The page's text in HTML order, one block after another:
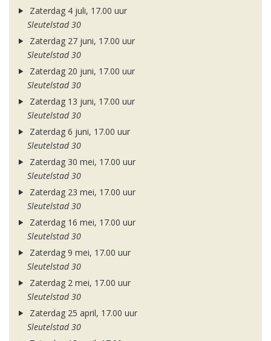
Zaterdag 4 juli, 17.00 uur
Sleutelstad 30
Zaterdag 27 juni, 17.00 uur
Sleutelstad 30
Zaterdag 20 juni, 17.00 uur
Sleutelstad 30
Zaterdag 13 juni, 17.00 uur
Sleutelstad 30
Zaterdag 6 juni, 17.00 uur
Sleutelstad 30
Zaterdag 30 mei, 17.00 uur
Sleutelstad 30
Zaterdag 23 mei, 17.00 uur
Sleutelstad 30
Zaterdag 16 mei, 17.00 uur
Sleutelstad 30
Zaterdag 9 mei, 17.00 uur
Sleutelstad 30
Zaterdag 2 mei, 17.00 uur
Sleutelstad 30
Zaterdag 25 april, 17.00 uur
Sleutelstad 30